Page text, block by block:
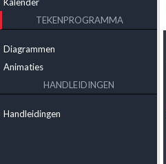
TEKENPROGRAMMA
Diagrammen
Animaties
HANDLEIDINGEN
Handleidingen